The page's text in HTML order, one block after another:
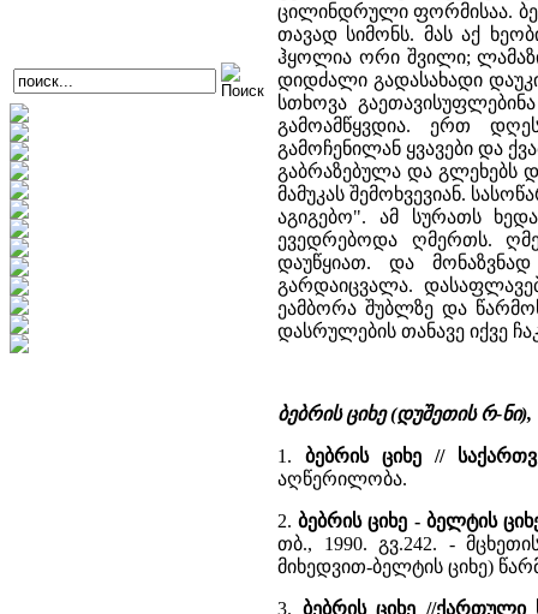
ცილინდრული ფორმისაა.
თავად სიმონს. მას აქ
ჰყოლია ორი შვილი; ლამაზი
დიდძალი გადასახადი
სთხოვა
გამოამწყვდია. ერთ
გამოჩენილან ყვავები და
გაბრაზებულა და გლეხებს
მამუკას შემოხვევიან.
აგიგებო". ამ სურათს
ევედრებოდა ღმერთს.
დაუწყიათ. და
გარდაიცვალა.
ეამბორა შუბლზე და
დასრულების თანავე იქვე
ბებრის ციხე (დუშეთის რ-
1.ბებრის ციხე //
აღწერილობა.
2.ბებრის ციხე - ბელტის
თბ., 1990. გვ.242. -
მიხედვით-ბელტის ციხე)
3. ბებრის ციხე //ქართული